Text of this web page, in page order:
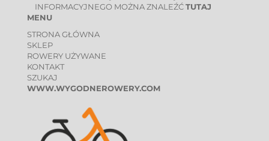
INFORMACYJNEGO MOŻNA ZNALEŹĆTUTAJ
MENU
STRONA GŁÓWNA
SKLEP
ROWERY UŻYWANE
KONTAKT
SZUKAJ
WWW.WYGODNEROWERY.COM